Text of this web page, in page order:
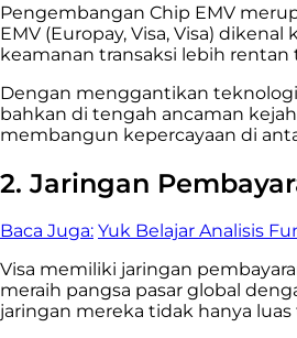
Pengembangan Chip EMV
EMV (Europay, Visa, Visa)
keamanan transaksi lebih
Dengan menggantikan
bahkan di tengah ancaman
membangun kepercayaan di
2. Jaringan
Baca Juga: Yuk Belajar Analisis
Visa memiliki jaringan
meraih pangsa pasar global
jaringan mereka tidak hanya